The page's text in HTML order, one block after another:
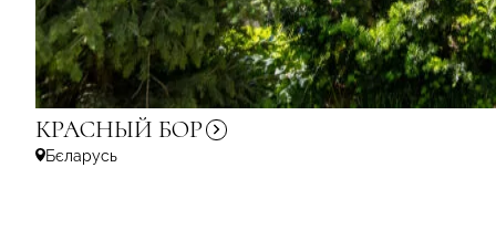
КРАСНЫЙ БОР
Бєларусь